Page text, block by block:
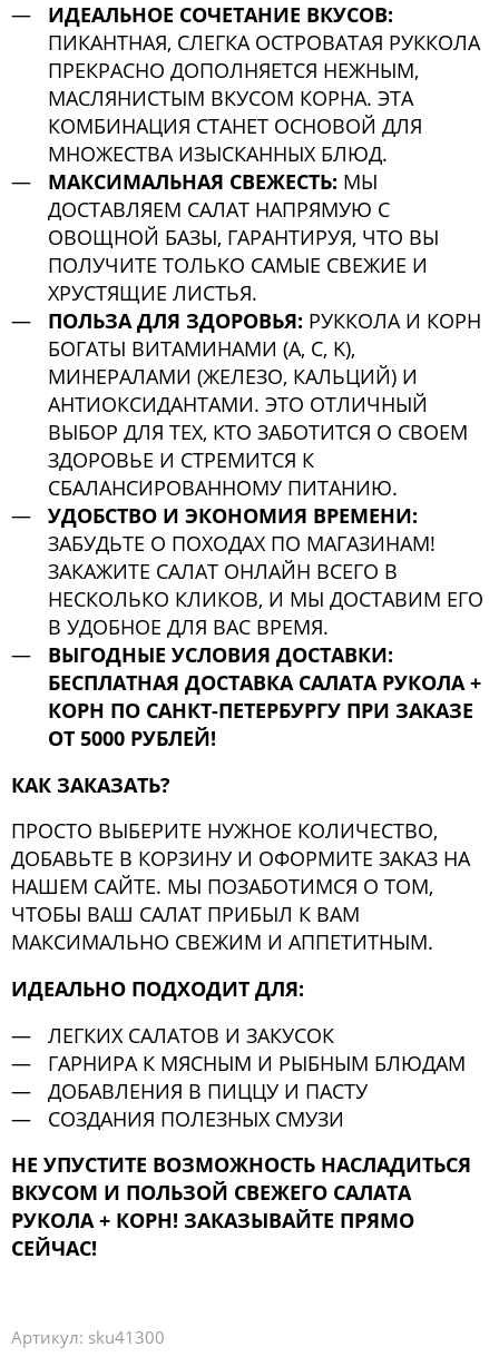
ИДЕАЛЬНОЕ СОЧЕТАНИЕ ВКУСОВ:
ПИКАНТНАЯ, СЛЕГКА ОСТРОВАТАЯ РУККОЛА
ПРЕКРАСНО ДОПОЛНЯЕТСЯ НЕЖНЫМ,
МАСЛЯНИСТЫМ ВКУСОМ КОРНА. ЭТА
КОМБИНАЦИЯ СТАНЕТ ОСНОВОЙ ДЛЯ
МНОЖЕСТВА ИЗЫСКАННЫХ БЛЮД.
МАКСИМАЛЬНАЯ СВЕЖЕСТЬ: МЫ
ДОСТАВЛЯЕМ САЛАТ НАПРЯМУЮ С
ОВОЩНОЙ БАЗЫ, ГАРАНТИРУЯ, ЧТО ВЫ
ПОЛУЧИТЕ ТОЛЬКО САМЫЕ СВЕЖИЕ И
ХРУСТЯЩИЕ ЛИСТЬЯ.
ПОЛЬЗА ДЛЯ ЗДОРОВЬЯ: РУККОЛА И КОРН
БОГАТЫ ВИТАМИНАМИ (A, C, K),
МИНЕРАЛАМИ (ЖЕЛЕЗО, КАЛЬЦИЙ) И
АНТИОКСИДАНТАМИ. ЭТО ОТЛИЧНЫЙ
ВЫБОР ДЛЯ ТЕХ, КТО ЗАБОТИТСЯ О СВОЕМ
ЗДОРОВЬЕ И СТРЕМИТСЯ К
СБАЛАНСИРОВАННОМУ ПИТАНИЮ.
УДОБСТВО И ЭКОНОМИЯ ВРЕМЕНИ:
ЗАБУДЬТЕ О ПОХОДАХ ПО МАГАЗИНАМ!
ЗАКАЖИТЕ САЛАТ ОНЛАЙН ВСЕГО В
НЕСКОЛЬКО КЛИКОВ, И МЫ ДОСТАВИМ ЕГО
В УДОБНОЕ ДЛЯ ВАС ВРЕМЯ.
ВЫГОДНЫЕ УСЛОВИЯ ДОСТАВКИ:
БЕСПЛАТНАЯ ДОСТАВКА САЛАТА РУКОЛА +
КОРН ПО САНКТ-ПЕТЕРБУРГУ ПРИ ЗАКАЗЕ
ОТ 5000 РУБЛЕЙ!
КАК ЗАКАЗАТЬ?
ПРОСТО ВЫБЕРИТЕ НУЖНОЕ КОЛИЧЕСТВО,
ДОБАВЬТЕ В КОРЗИНУ И ОФОРМИТЕ ЗАКАЗ НА
НАШЕМ САЙТЕ. МЫ ПОЗАБОТИМСЯ О ТОМ,
ЧТОБЫ ВАШ САЛАТ ПРИБЫЛ К ВАМ
МАКСИМАЛЬНО СВЕЖИМ И АППЕТИТНЫМ.
ИДЕАЛЬНО ПОДХОДИТ ДЛЯ:
ЛЕГКИХ САЛАТОВ И ЗАКУСОК
ГАРНИРА К МЯСНЫМ И РЫБНЫМ БЛЮДАМ
ДОБАВЛЕНИЯ В ПИЦЦУ И ПАСТУ
СОЗДАНИЯ ПОЛЕЗНЫХ СМУЗИ
НЕ УПУСТИТЕ ВОЗМОЖНОСТЬ НАСЛАДИТЬСЯ
ВКУСОМ И ПОЛЬЗОЙ СВЕЖЕГО САЛАТА
РУКОЛА + КОРН! ЗАКАЗЫВАЙТЕ ПРЯМО
СЕЙЧАС!
Артикул: sku41300